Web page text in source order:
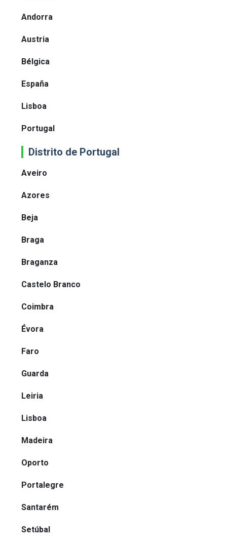
Andorra
Austria
Bélgica
España
Lisboa
Portugal
Distrito de Portugal
Aveiro
Azores
Beja
Braga
Braganza
Castelo Branco
Coimbra
Évora
Faro
Guarda
Leiria
Lisboa
Madeira
Oporto
Portalegre
Santarém
Setúbal